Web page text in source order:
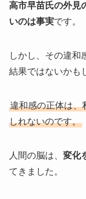
高市早苗氏の外見
いのは事実です。
しかし、その違和
結果ではないかも
違和感の正体は、
しれないのです。
人間の脳は、 変化
てきました。